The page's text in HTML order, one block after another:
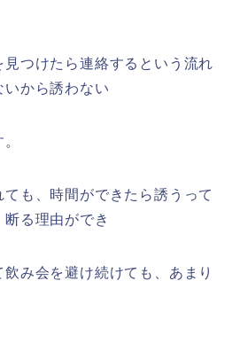
見つけたら連絡するという流れ
いから誘わない
も、時間ができたら誘うって
る理由ができ
み会を避け続けても、あまり